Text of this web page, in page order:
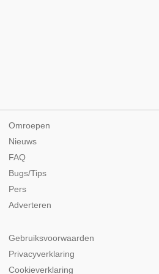
Omroepen
Nieuws
FAQ
Bugs/Tips
Pers
Adverteren
Gebruiksvoorwaarden
Privacyverklaring
Cookieverklaring